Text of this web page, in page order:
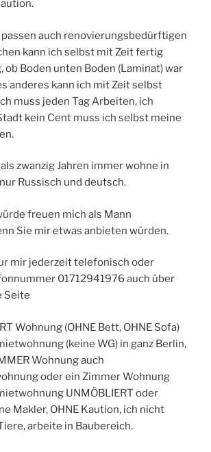
auch renovierungsbedürftigen
kann ich selbst mit Zeit fertig
ob Boden unten Boden (Laminat) war
anderes kann ich mit Zeit selbst
muss jeden Tag Arbeiten, ich
kein Cent muss ich selbst meine
zwanzig Jahren immer wohne in
Russisch und deutsch.
freuen mich als Mann
Sie mir etwas anbieten würden.
mir jederzeit telefonisch oder
01712941976 auch über
Seite
Wohnung (OHNE Bett, OHNE Sofa)
(keine WG) in ganz Berlin,
Wohnung auch
oder ein Zimmer Wohnung
UNMÖBLIERT oder
Makler, OHNE Kaution, ich nicht
arbeite in Baubereich.